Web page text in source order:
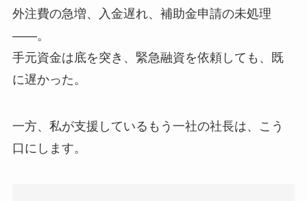
外注費の急増、入金遅れ、補助金申請の未処理
——。
手元資金は底を突き、緊急融資を依頼しても、既
に遅かった。
一方、私が支援しているもう一社の社長は、こう
口にします。